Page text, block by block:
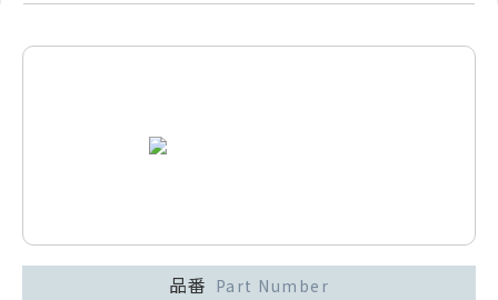
品番 Part Number